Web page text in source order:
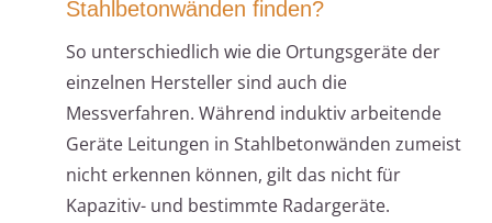
Stahlbetonwänden finden?
So unterschiedlich wie die Ortungsgeräte der
einzelnen Hersteller sind auch die
Messverfahren. Während induktiv arbeitende
Geräte Leitungen in Stahlbetonwänden zumeist
nicht erkennen können, gilt das nicht für
Kapazitiv- und bestimmte Radargeräte.